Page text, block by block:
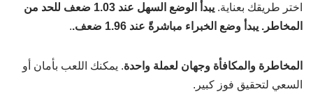
اختر طريقك بعناية.
يبدأ الوضع السهل عند 1.03 ضعف للحد من
المخاطر. يبدأ وضع الخبراء مباشرةً عند 1.96 ضعف.
.
المخاطرة والمكافأة وجهان لعملة واحدة. يمكنك اللعب بأمان أو
السعي لتحقيق فوز كبير.